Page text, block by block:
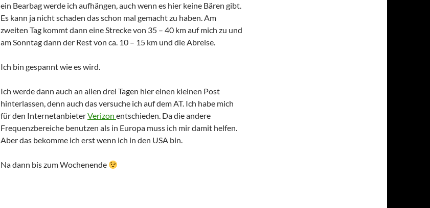
ein Bearbag werde ich aufhängen, auch wenn es hier keine Bären gibt.
Es kann ja nicht schaden das schon mal gemacht zu haben. Am
zweiten Tag kommt dann eine Strecke von 35 – 40 km auf mich zu und
am Sonntag dann der Rest von ca. 10 – 15 km und die Abreise.
Ich bin gespannt wie es wird.
Ich werde dann auch an allen drei Tagen hier einen kleinen Post
hinterlassen, denn auch das versuche ich auf dem AT. Ich habe mich
für den InternetanbieterVerizon entschieden. Da die andere
Frequenzbereiche benutzen als in Europa muss ich mir damit helfen.
Aber das bekomme ich erst wenn ich in den USA bin.
Na dann bis zum Wochenende